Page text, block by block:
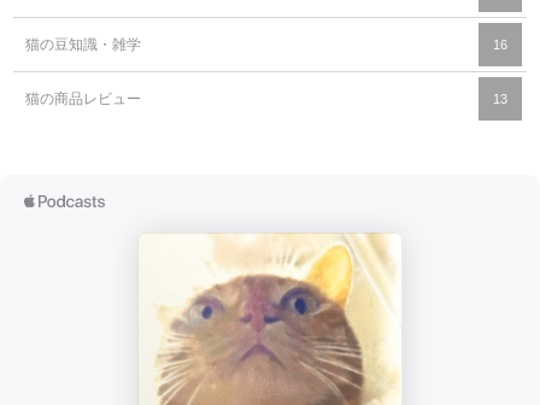
猫の豆知識・雑学 16
猫の商品レビュー 13